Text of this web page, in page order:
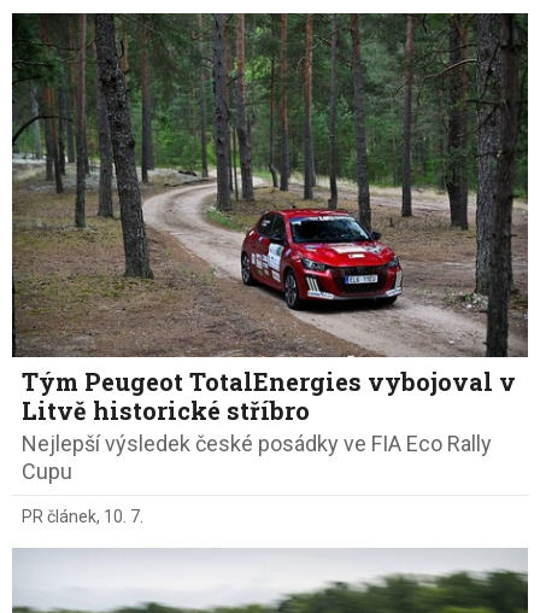
Tým Peugeot TotalEnergies vybojoval v
Litvě historické stříbro
Nejlepší výsledek české posádky ve FIA Eco Rally
Cupu
PR článek, 10. 7.